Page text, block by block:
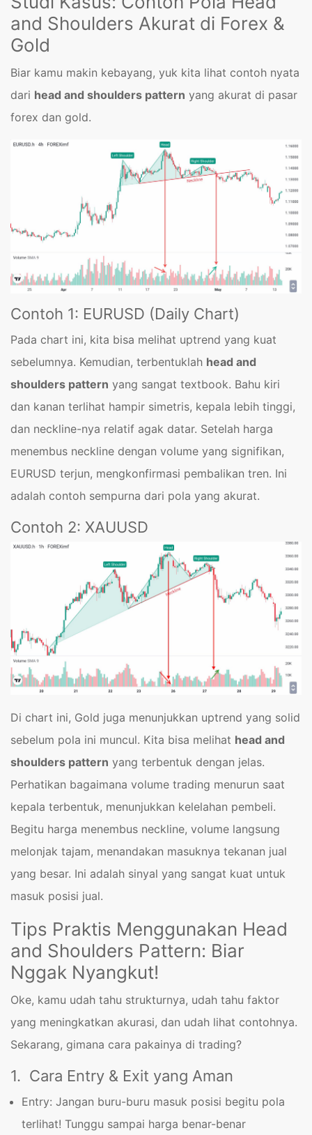
and Shoulders Akurat di Forex &
Gold
Biar kamu makin kebayang, yuk kita lihat contoh nyata
dari head and shoulders pattern yang akurat di pasar
forex dan gold.
Contoh 1: EURUSD (Daily Chart)
Pada chart ini, kita bisa melihat uptrend yang kuat
sebelumnya. Kemudian, terbentuklah head and
shoulders pattern yang sangat textbook. Bahu kiri
dan kanan terlihat hampir simetris, kepala lebih tinggi,
dan neckline-nya relatif agak datar. Setelah harga
menembus neckline dengan volume yang signifikan,
EURUSD terjun, mengkonfirmasi pembalikan tren. Ini
adalah contoh sempurna dari pola yang akurat.
Contoh 2: XAUUSD
Di chart ini, Gold juga menunjukkan uptrend yang solid
sebelum pola ini muncul. Kita bisa melihat head and
shoulders pattern yang terbentuk dengan jelas.
Perhatikan bagaimana volume trading menurun saat
kepala terbentuk, menunjukkan kelelahan pembeli.
Begitu harga menembus neckline, volume langsung
melonjak tajam, menandakan masuknya tekanan jual
yang besar. Ini adalah sinyal yang sangat kuat untuk
masuk posisi jual.
Tips Praktis Menggunakan Head
and Shoulders Pattern: Biar
Nggak Nyangkut!
Oke, kamu udah tahu strukturnya, udah tahu faktor
yang meningkatkan akurasi, dan udah lihat contohnya.
Sekarang, gimana cara pakainya di trading?
1. Cara Entry & Exit yang Aman
Entry: Jangan buru-buru masuk posisi begitu pola
terlihat! Tunggu sampai harga benar-benar